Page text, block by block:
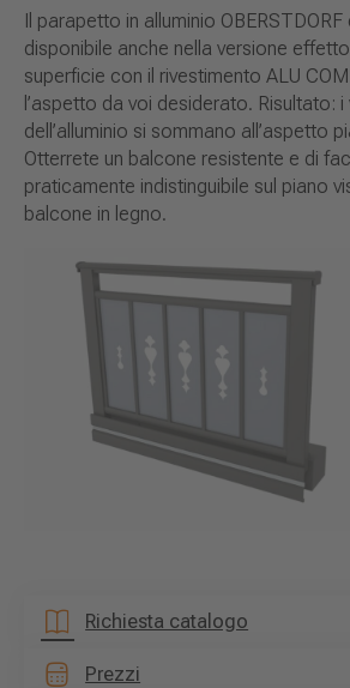
Il parapetto in alluminio
disponibile anche nella versione
superficie con il rivestimento ALU
l’aspetto da voi desiderato. Risultato: i
dell’alluminio si sommano all’aspetto
Otterrete un balcone resistente e di
praticamente indistinguibile sul piano
balcone in legno.
Richiesta catalogo
Prezzi